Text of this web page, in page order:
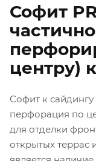
Софит
частично
центру)
Софит к
перфорация по
для отделки
открытых террас